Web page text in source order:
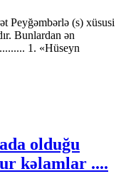
Peyğəmbərlə (s) xüsusi
Bunlardan ən
1. «Hüseyn
olduğu
kəlamlar ....